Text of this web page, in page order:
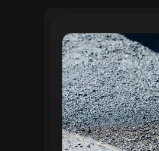
Na Gestão de
oferece ferramentas para
e monitorar a
sistema permite registrar
pavimentos, identificar
planejar ações de
e corretiva. Com o
geoprocessamento, é
mapas detalhados que
priorização de intervenções,
recursos e
durabilidade das vias.
personalizáveis garantem
suporte na tomada de